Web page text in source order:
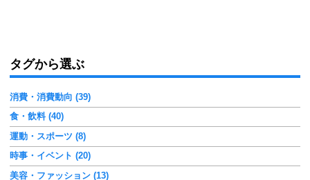
タグから選ぶ
消費・消費動向 (39)
食・飲料 (40)
運動・スポーツ (8)
時事・イベント (20)
美容・ファッション (13)